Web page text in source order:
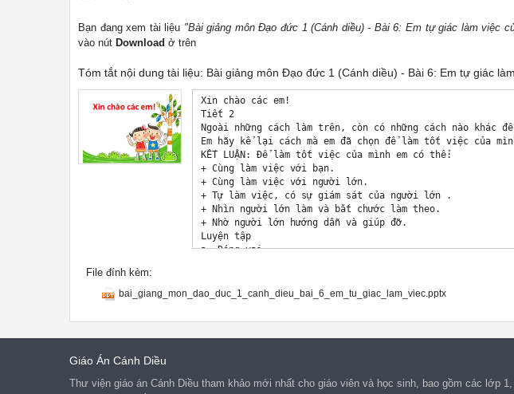
Bạn đang xem tài liệu "Bài giảng môn Đạo đức 1 (Cánh diều) - Bài 6: Em tự giác làm việc
vào nút Download ở trên
Tóm tắt nội dung tài liệu: Bài giảng môn Đạo đức 1 (Cánh diều) - Bài 6: Em tự giác
Xin chào các em!
Tiết 2
Ngoài những cách làm trên, còn có những cách nào khác
Em hãy kể lại cách mà em đã chọn để làm tốt việc của
KẾT LUẬN: Để làm tốt việc của mình em có thể:
+ Cùng làm việc với bạn.
+ Cùng làm việc với người lớn.
+ Tự làm việc, có sự giám sát của người lớn .
+ Nhìn người lớn làm và bắt chước làm theo.
+ Nhờ người lớn hướng dẫn và giúp đỡ.
Luyện tập
a. Đóng vai
- Em cảm giác như thế nào khi tự giác làm việc của
Củng cố
File đính kèm:
bai_giang_mon_dao_duc_1_canh_dieu_bai_6_em_tu_giac_lam_viec.pptx
Giáo Án Cánh Diều
Thư viện giáo án Cánh Diều tham khảo mới nhất cho giáo viên và học sinh, bao gồm các lớp